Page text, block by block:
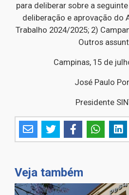
para deliberar sobre a
deliberação e aprovação do
Trabalho 2024/2025; 2)
Outros
Campinas, 15 de
José Paulo
Presidente
Veja também